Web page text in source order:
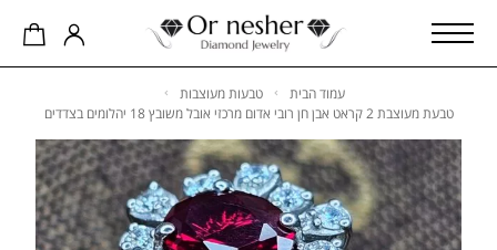
עמוד הבית
טבעות מעוצבות
טבעת מעוצבת 2 קראט אבן חן רובי אדום מרכזי אובל משובץ 18 יהלומים בצדדים